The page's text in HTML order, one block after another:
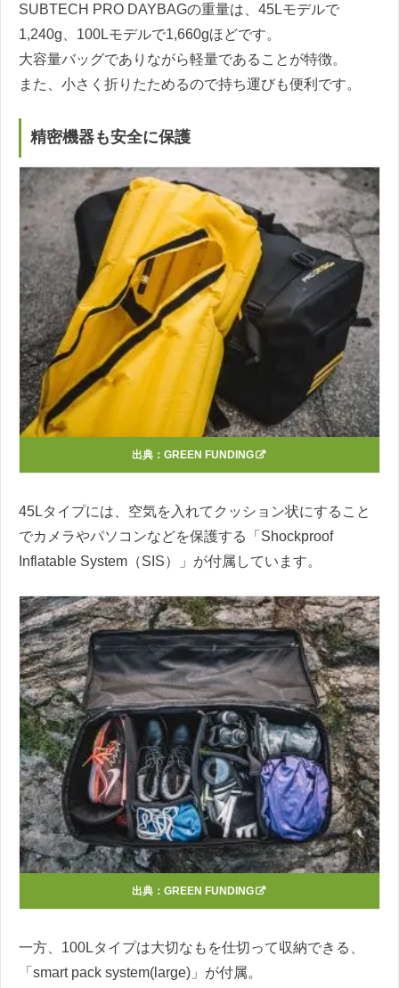
SUBTECH PRO DAYBAGの重量は、45Lモデルで
1,240g、100Lモデルで1,660gほどです。
大容量バッグでありながら軽量であることが特徴。
また、小さく折りたためるので持ち運びも便利です。
精密機器も安全に保護
出典： GREEN FUNDING
45Lタイプには、空気を入れてクッション状にすること
でカメラやパソコンなどを保護する「Shockproof
Inflatable System（SIS）」が付属しています。
出典： GREEN FUNDING
一方、100Lタイプは大切なもを仕切って収納できる、
「smart pack system(large)」が付属。